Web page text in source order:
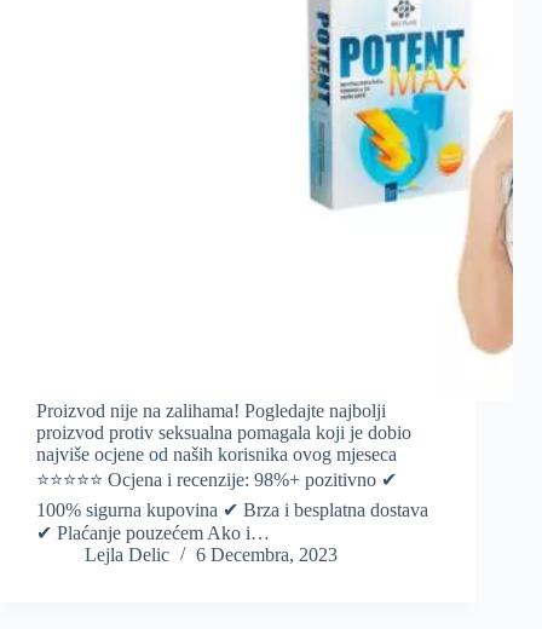
Proizvod nije na zalihama! Pogledajte najbolji
proizvod protiv seksualna pomagala koji je dobio
najviše ocjene od naših korisnika ovog mjeseca
⭐️⭐️⭐️⭐️⭐️ Ocjena i recenzije: 98%+ pozitivno ✔
100% sigurna kupovina ✔ Brza i besplatna dostava
✔ Plaćanje pouzećem Ako i…
Lejla Delic
6 Decembra, 2023